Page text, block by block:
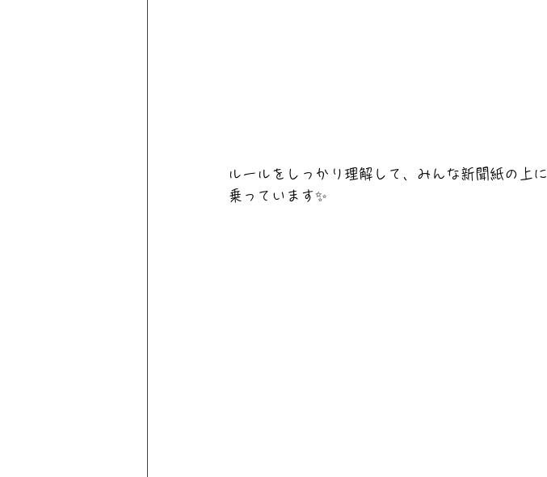
ルールをしっかり理解して、みんな新聞紙の上に
乗っています✨